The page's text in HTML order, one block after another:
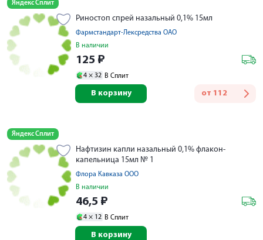
Яндекс Сплит
Риностоп спрей назальный 0,1% 15мл
Фармстандарт-Лексредства ОАО
В наличии
125 ₽
4 × 32 В Сплит
от 112
В корзину
Яндекс Сплит
Нафтизин капли назальный 0,1% флакон-
капельница 15мл № 1
Флора Кавказа ООО
В наличии
46,5 ₽
4 × 12 В Сплит
В корзину